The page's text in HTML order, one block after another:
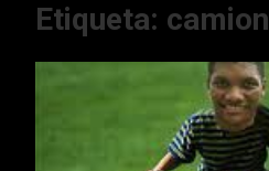
Etiqueta: camion